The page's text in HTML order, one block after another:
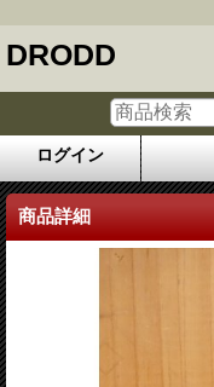
DRODD
ログイン
商品詳細